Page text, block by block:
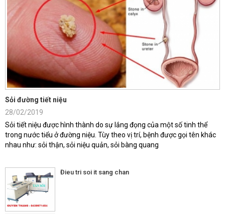
Sỏi đường tiết niệu
28/02/2019
Sỏi tiết niệu được hình thành do sự lắng đọng của một số tinh thể
trong nước tiểu ở đường niệu. Tùy theo vị trí, bệnh được gọi tên khác
nhau như: sỏi thận, sỏi niệu quản, sỏi bàng quang
Đieu tri soi it sang chan